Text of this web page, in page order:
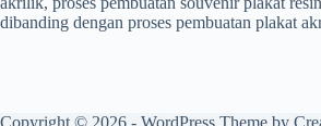
dibanding dengan proses pembuatan plakat
Copyright © 2026 - WordPress Theme by